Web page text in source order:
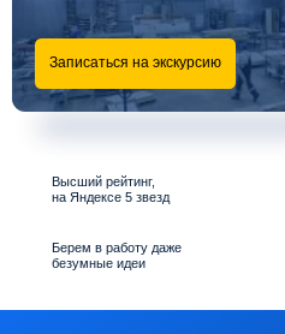
Высший рейтинг,
на Яндексе 5 звезд
Берем в работу даже
безумные идеи
Записаться на экскурсию